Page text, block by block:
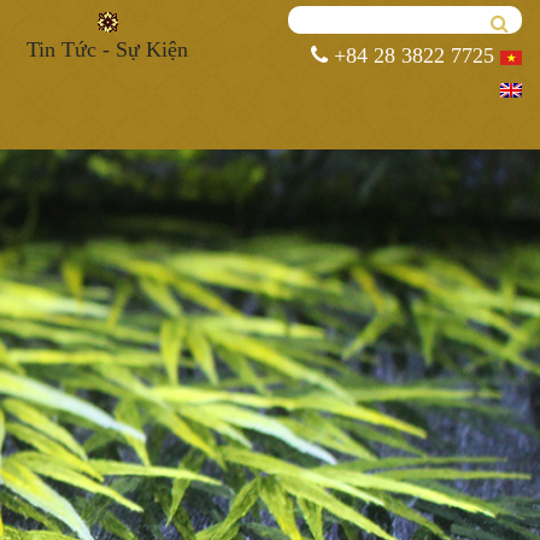
Tin Tức - Sự Kiện +84 28 3822 7725